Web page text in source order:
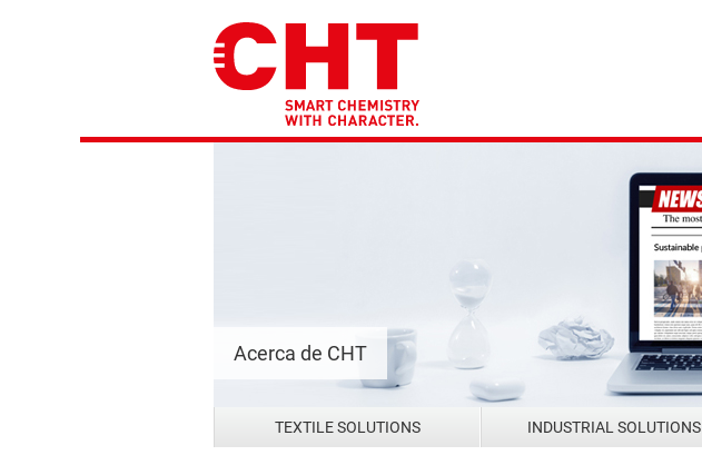
Acerca de CHT
TEXTILE SOLUTIONS INDUSTRIAL SOLUTIONS